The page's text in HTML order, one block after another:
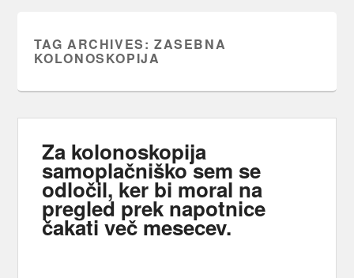
TAG ARCHIVES: ZASEBNA
KOLONOSKOPIJA
Za kolonoskopija
samoplačniško sem se
odločil, ker bi moral na
pregled prek napotnice
čakati več mesecev.